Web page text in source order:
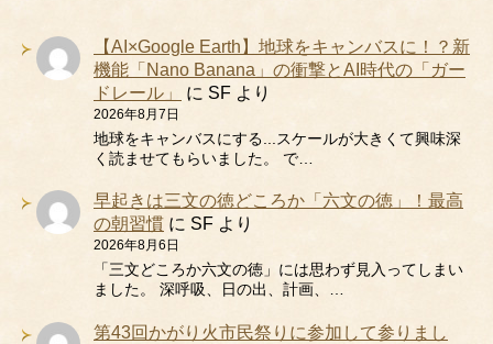
【AI×Google Earth】地球をキャンバスに！？新
機能「Nano Banana」の衝撃とAI時代の「ガー
ドレール」
に SF より
2026年8月7日
地球をキャンバスにする...スケールが大きくて興味深
く読ませてもらいました。 で…
早起きは三文の徳どころか「六文の徳」！最高
の朝習慣 に SF より
2026年8月6日
「三文どころか六文の徳」には思わず見入ってしまい
ました。 深呼吸、日の出、計画、…
第43回かがり火市民祭りに参加して参りまし